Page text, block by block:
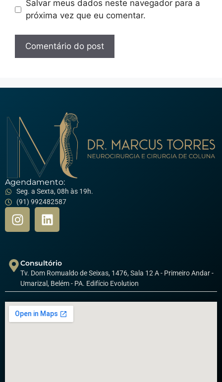
Salvar meus dados neste navegador para a
próxima vez que eu comentar.
Agendamento:
Seg. a Sexta, 08h às 19h.
(91) 992482587
Consultório
Tv. Dom Romualdo de Seixas, 1476, Sala 12 A - Primeiro Andar -
Umarizal, Belém - PA. Edifício Evolution